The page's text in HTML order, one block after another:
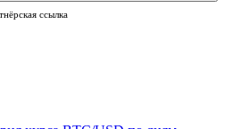
ссылка